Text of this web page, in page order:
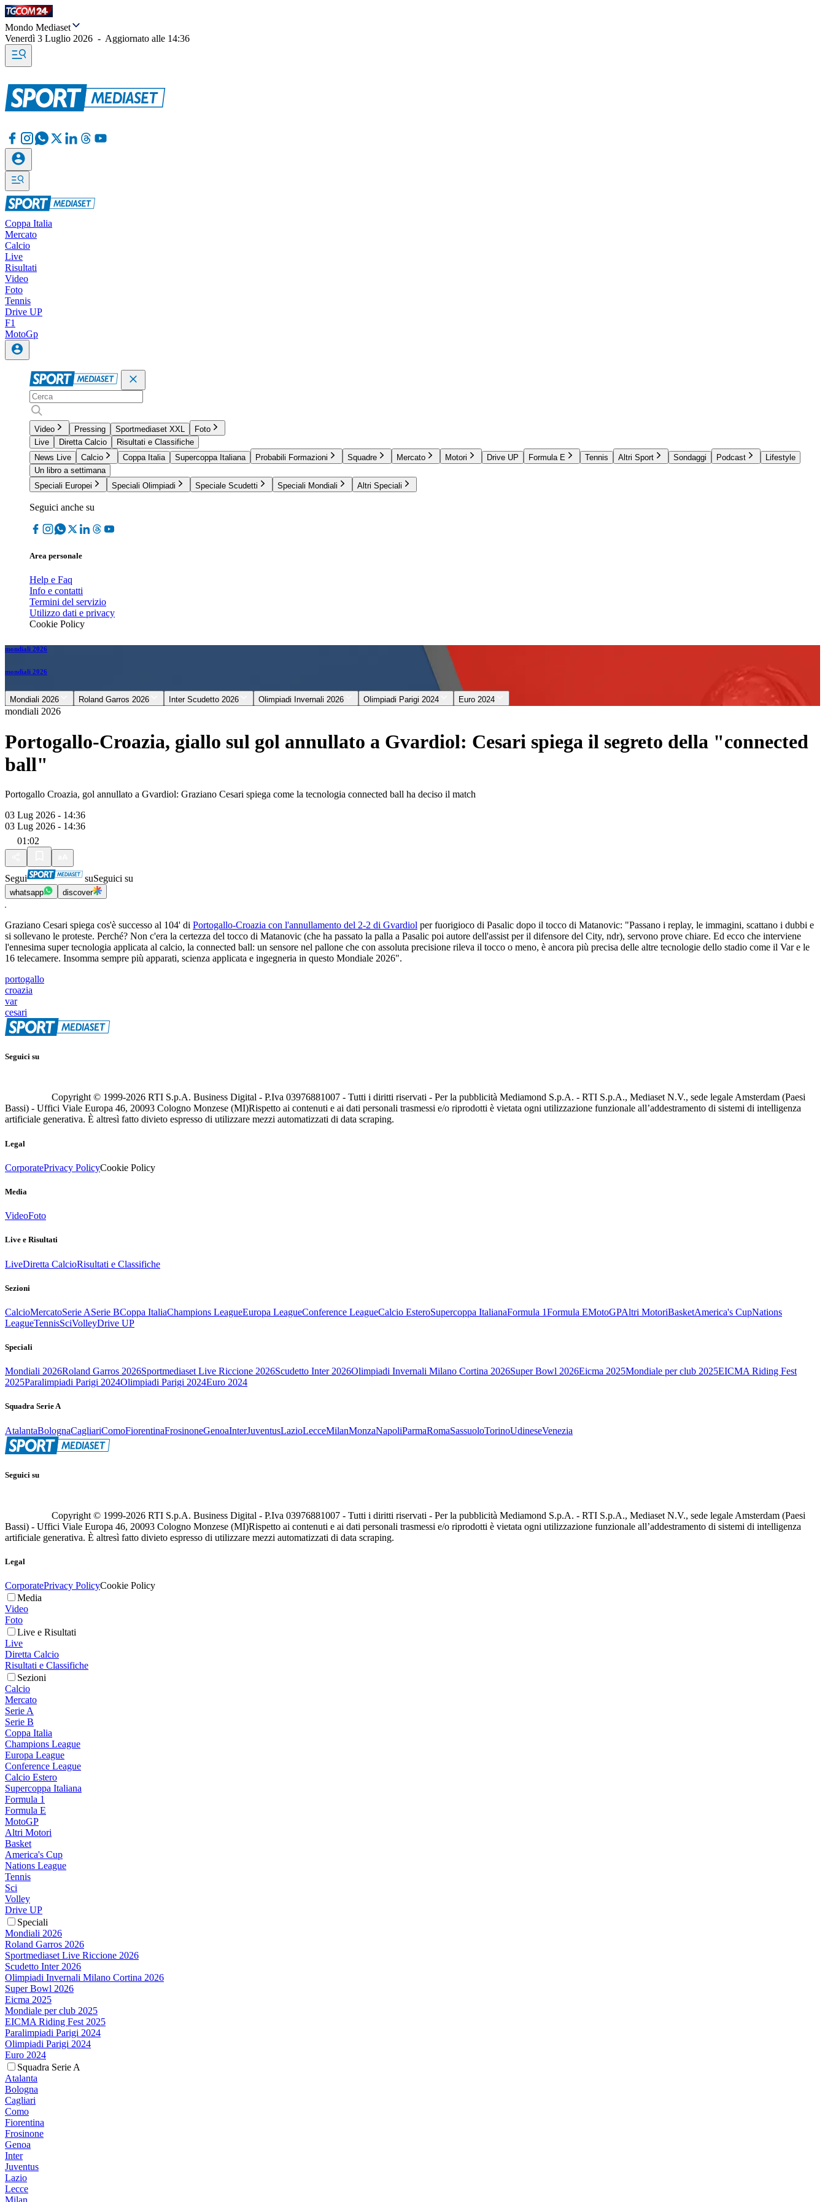
Mondo Mediaset
Venerdì 3 Luglio 2026 - Aggiornato alle 14:36
Coppa Italia
Mercato
Calcio
Live
Risultati
Video
Foto
Tennis
Drive UP
F1
MotoGp
Video Pressing Sportmediaset XXL
Foto
Live
Diretta Calcio
Risultati e Classifiche
News Live
Calcio Coppa Italia Supercoppa Italiana Probabili Formazioni Squadre Mercato Motori Drive UP Formula E Tennis Altri Sport Sondaggi Podcast
Lifestyle
Un libro a settimana
Speciali Europei
Speciali Olimpiadi Speciale Scudetti Speciali Mondiali Altri Speciali
Seguici anche su
Area personale
Help e Faq
Info e contatti
Termini del servizio
Utilizzo dati e privacy
Cookie Policy
mondiali 2026
mondiali 2026
Mondiali 2026 Roland Garros 2026 Inter Scudetto 2026 Olimpiadi Invernali 2026 Olimpiadi Parigi 2024 Euro 2024
mondiali 2026
Portogallo-Croazia, giallo sul gol annullato a Gvardiol: Cesari spiega il segreto della "connected
ball"
Portogallo Croazia, gol annullato a Gvardiol: Graziano Cesari spiega come la tecnologia connected ball ha deciso il match
03 Lug 2026 - 14:36
03 Lug 2026 - 14:36
01:02
Segui suSeguici su
whatsapp discover
Graziano Cesari spiega cos'è successo al 104' di Portogallo-Croazia con l'annullamento del 2-2 di Gvardiol per fuorigioco di Pasalic dopo il tocco di Matanovic: "Passano i replay, le immagini, scattano i dubbi e
si sollevano le proteste. Perché? Non c'era la certezza del tocco di Matanovic (che ha passato la palla a Pasalic poi autore dell'assist per il difensore del City, ndr), servono prove chiare. Ed ecco che interviene
l'ennesima super tecnologia applicata al calcio, la connected ball: un sensore nel pallone che con assoluta precisione rileva il tocco o meno, è ancora più precisa delle altre tecnologie dello stadio come il Var e le
16 telecamere. Insomma sempre più apparati, scienza applicata e ingegneria in questo Mondiale 2026".
portogallo
croazia
var
cesari
Seguici su
Copyright © 1999-2026 RTI S.p.A. Business Digital - P.Iva 03976881007 - Tutti i diritti riservati - Per la pubblicità Mediamond S.p.A. - RTI S.p.A., Mediaset N.V., sede legale Amsterdam (Paesi
Bassi) - Uffici Viale Europa 46, 20093 Cologno Monzese (MI)Rispetto ai contenuti e ai dati personali trasmessi e/o riprodotti è vietata ogni utilizzazione funzionale all’addestramento di sistemi di intelligenza
artificiale generativa. È altresì fatto divieto espresso di utilizzare mezzi automatizzati di data scraping.
Legal
CorporatePrivacy PolicyCookie Policy
Media
VideoFoto
Live e Risultati
LiveDiretta CalcioRisultati e Classifiche
Sezioni
CalcioMercatoSerie ASerie BCoppa ItaliaChampions LeagueEuropa LeagueConference LeagueCalcio EsteroSupercoppa ItalianaFormula 1Formula EMotoGPAltri MotoriBasketAmerica's CupNations
LeagueTennisSciVolleyDrive UP
Speciali
Mondiali 2026Roland Garros 2026Sportmediaset Live Riccione 2026Scudetto Inter 2026Olimpiadi Invernali Milano Cortina 2026Super Bowl 2026Eicma 2025Mondiale per club 2025EICMA Riding Fest
2025Paralimpiadi Parigi 2024Olimpiadi Parigi 2024Euro 2024
Squadra Serie A
AtalantaBolognaCagliariComoFiorentinaFrosinoneGenoaInterJuventusLazioLecceMilanMonzaNapoliParmaRomaSassuoloTorinoUdineseVenezia
Seguici su
Copyright © 1999-2026 RTI S.p.A. Business Digital - P.Iva 03976881007 - Tutti i diritti riservati - Per la pubblicità Mediamond S.p.A. - RTI S.p.A., Mediaset N.V., sede legale Amsterdam (Paesi
Bassi) - Uffici Viale Europa 46, 20093 Cologno Monzese (MI)Rispetto ai contenuti e ai dati personali trasmessi e/o riprodotti è vietata ogni utilizzazione funzionale all’addestramento di sistemi di intelligenza
artificiale generativa. È altresì fatto divieto espresso di utilizzare mezzi automatizzati di data scraping.
Legal
CorporatePrivacy PolicyCookie Policy
Media
Video
Foto
Live e Risultati
Live
Diretta Calcio
Risultati e Classifiche
Sezioni
Calcio
Mercato
Serie A
Serie B
Coppa Italia
Champions League
Europa League
Conference League
Calcio Estero
Supercoppa Italiana
Formula 1
Formula E
MotoGP
Altri Motori
Basket
America's Cup
Nations League
Tennis
Sci
Volley
Drive UP
Speciali
Mondiali 2026
Roland Garros 2026
Sportmediaset Live Riccione 2026
Scudetto Inter 2026
Olimpiadi Invernali Milano Cortina 2026
Super Bowl 2026
Eicma 2025
Mondiale per club 2025
EICMA Riding Fest 2025
Paralimpiadi Parigi 2024
Olimpiadi Parigi 2024
Euro 2024
Squadra Serie A
Atalanta
Bologna
Cagliari
Como
Fiorentina
Frosinone
Genoa
Inter
Juventus
Lazio
Lecce